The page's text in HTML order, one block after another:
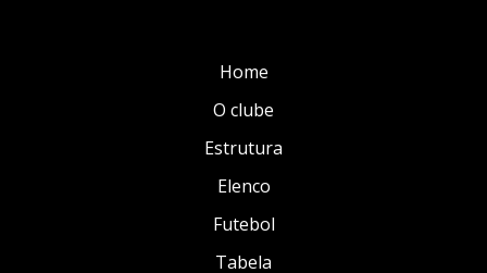
Home
O clube
Estrutura
Elenco
Futebol
Tabela